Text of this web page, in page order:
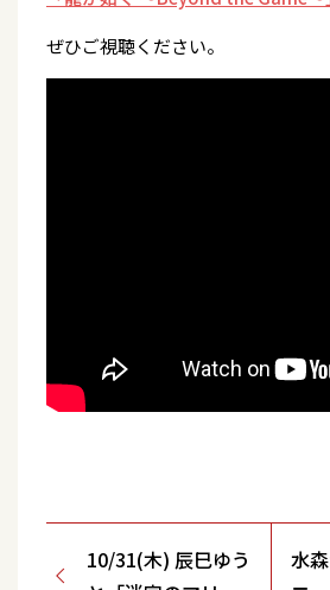
ぜひご視聴ください。
10/31(木) 辰巳ゆう
水